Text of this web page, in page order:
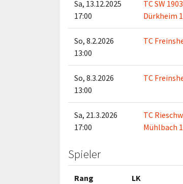
Sa, 13.12.2025
17:00
TC SW
Dürkheim 1
So, 8.2.2026
13:00
TC
So, 8.3.2026
13:00
TC
Sa, 21.3.2026
17:00
TC
Mühlbach 1
Spieler
Rang LK